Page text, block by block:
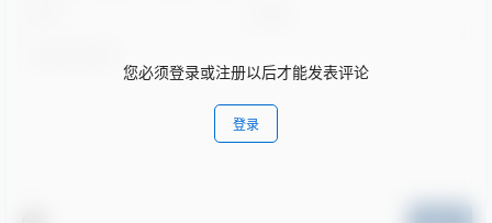
您必须登录或注册以后才能发表评论
登录